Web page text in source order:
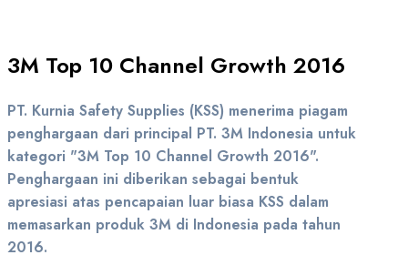
3M Top 10 Channel Growth 2016
PT. Kurnia Safety Supplies (KSS) menerima piagam
penghargaan dari principal PT. 3M Indonesia untuk
kategori "3M Top 10 Channel Growth 2016".
Penghargaan ini diberikan sebagai bentuk
apresiasi atas pencapaian luar biasa KSS dalam
memasarkan produk 3M di Indonesia pada tahun
2016.